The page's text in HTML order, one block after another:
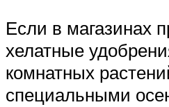
Если в магазинах
хелатные
комнатных
специальными